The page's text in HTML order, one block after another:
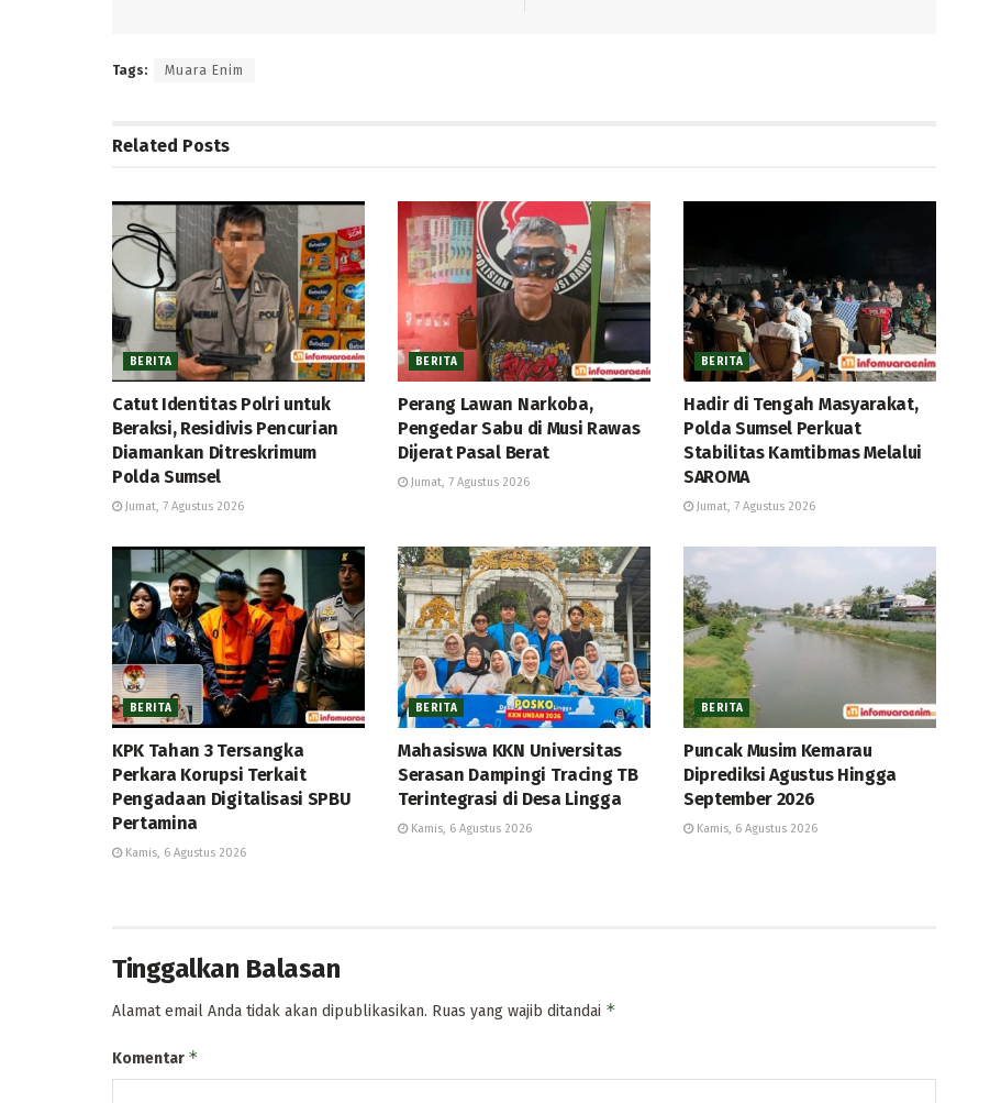
Tags: Muara Enim
Related Posts
BERITA
Catut Identitas Polri untuk
Beraksi, Residivis Pencurian
Diamankan Ditreskrimum
Polda Sumsel
Jumat, 7 Agustus 2026
BERITA
Perang Lawan Narkoba,
Pengedar Sabu di Musi Rawas
Dijerat Pasal Berat
Jumat, 7 Agustus 2026
BERITA
Hadir di Tengah Masyarakat,
Polda Sumsel Perkuat
Stabilitas Kamtibmas Melalui
SAROMA
Jumat, 7 Agustus 2026
BERITA
KPK Tahan 3 Tersangka
Perkara Korupsi Terkait
Pengadaan Digitalisasi SPBU
Pertamina
Kamis, 6 Agustus 2026
BERITA
Mahasiswa KKN Universitas
Serasan Dampingi Tracing TB
Terintegrasi di Desa Lingga
Kamis, 6 Agustus 2026
BERITA
Puncak Musim Kemarau
Diprediksi Agustus Hingga
September 2026
Kamis, 6 Agustus 2026
Tinggalkan Balasan
Alamat email Anda tidak akan dipublikasikan. Ruas yang wajib ditandai *
Komentar *